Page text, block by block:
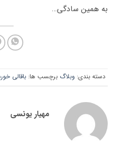
به همین سادگی…
دسته بندی:وبلاگ برچسب ها:باقالی
مهیار یونسی